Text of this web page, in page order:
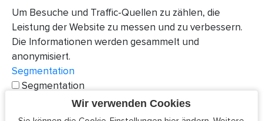
Wir verwenden Cookies
Um Besuche und Traffic-Quellen zu zählen, die
Leistung der Website zu messen und zu verbessern.
Die Informationen werden gesammelt und
anonymisiert.
Segmentation
Segmentation
Anhand dieser Cookies können Drittfirmen Profile